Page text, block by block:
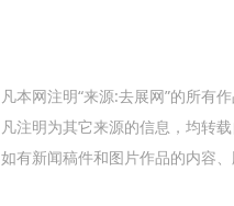
凡本网注明“来源:去展网”的所有
凡注明为其它来源的信息，均转
如有新闻稿件和图片作品的内容